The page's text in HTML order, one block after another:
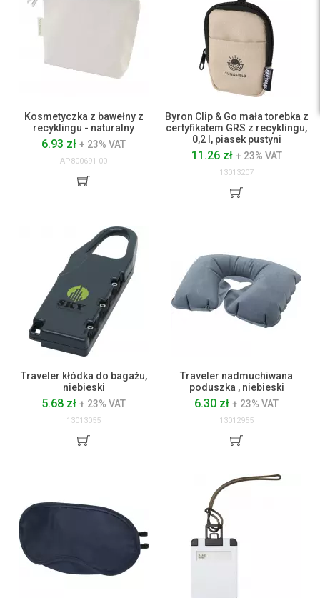
Kosmetyczka z bawełny z
recyklingu - naturalny
6.93 zł + 23% VAT
AP800691-00
Byron Clip & Go mała torebka z
certyfikatem GRS z recyklingu,
0,2 l, piasek pustyni
11.26 zł + 23% VAT
13013207
Traveler kłódka do bagażu,
niebieski
5.68 zł + 23% VAT
13013055
Traveler nadmuchiwana
poduszka , niebieski
6.30 zł + 23% VAT
13012955